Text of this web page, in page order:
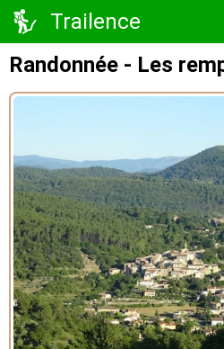
Trailence
Randonnée - Les